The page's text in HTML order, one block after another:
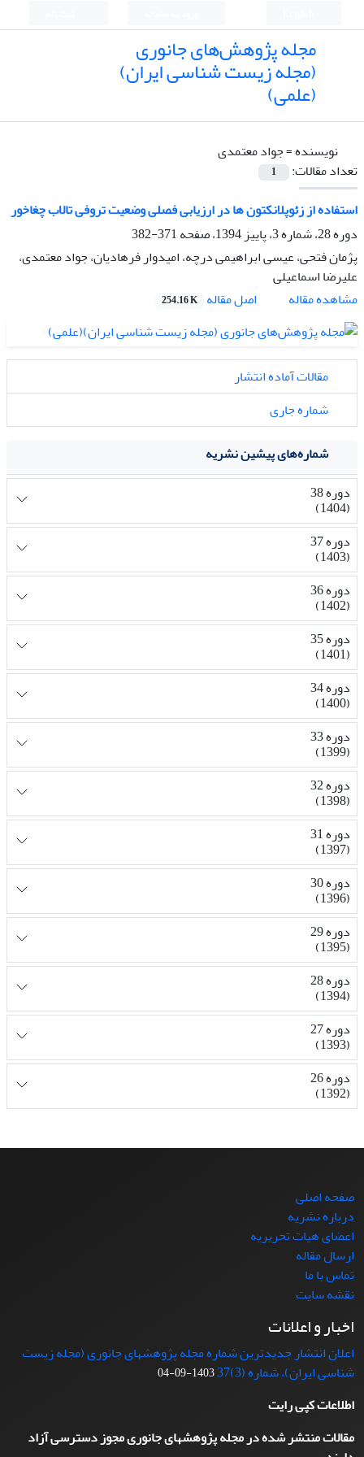
مجله پژوهش‌های جانوری
(مجله زیست شناسی ایران)
(علمی)
نویسنده =جواد معتمدی
تعداد مقالات:
1
استفاده از زئوپلانکتون ها در ارزیابی فصلی وضعیت تروفی تالاب چغاخور
دوره 28، شماره 3، پاییز 1394، صفحه
371-382
پژمان فتحی، عیسی ابراهیمی درچه، امیدوار فرهادیان، جواد معتمدی،
علیرضا اسماعیلی
مشاهده مقاله
اصل مقاله 254.16 K
مقالات آماده انتشار
شماره جاری
شماره‌های پیشین نشریه
دوره 38
(1404)
دوره 37
(1403)
دوره 36
(1402)
دوره 35
(1401)
دوره 34
(1400)
دوره 33
(1399)
دوره 32
(1398)
دوره 31
(1397)
دوره 30
(1396)
دوره 29
(1395)
دوره 28
(1394)
دوره 27
(1393)
دوره 26
(1392)
صفحه اصلی
درباره نشریه
اعضای هیات تحریریه
ارسال مقاله
تماس با ما
نقشه سایت
اخبار و اعلانات
اعلان انتشار جدیدترین شماره مجله پژوهشهای جانوری (مجله زیست
شناسی ایران)، شماره (3)37
1403-09-04
اطلاعات کپی رایت
مقالات منتشر شده در مجله پژوهشهای جانوری مجوز دسترسی آزاد